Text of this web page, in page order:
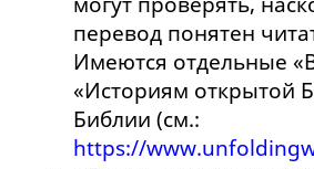
перевод понятен
Имеются отдельные
«Историям открытой
Библии (см.:
https://